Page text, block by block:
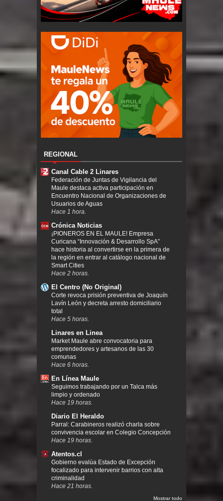
REGIONAL
Canal Cable 2 Linares
Federación de Juntas de Vigilancia del
Maule destaca activa participación en
Encuentro Nacional de Organizaciones de
Usuarios de Aguas
Hace 1 hora.
Crónica Noticias
¡PIONEROS EN EL MAULE! Empresa
Curicana “Innovación & Desarrollo SpA”
hace historia al convertirse en la primera de
la región en entrar al catálogo nacional de
Smart Cities
Hace 2 horas.
El Centro (No Original)
Corte revoca prisión preventiva de Joaquín
Lavín León y decreta arresto domiciliario
total
Hace 5 horas.
Linares en Linea
Market Maule abre convocatoria para
emprendedores y artesanos de las 30
comunas
Hace 6 horas.
En Línea Maule
Seguimos trabajando por un Talca más
limpio y ordenado
Hace 19 horas.
Diario El Heraldo
Parral: Carabineros realizó charla sobre
convivencia escolar en Colegio Concepción
Hace 19 horas.
Atentos.cl
Gobierno evalúa Estado de Excepción
focalizado para intervenir barrios con alta
criminalidad
Hace 21 horas.
Mostrar todo